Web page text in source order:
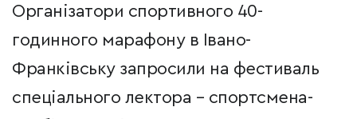
Організатори спортивного 40-
годинного марафону в Івано-
Франківську запросили на фестиваль
спеціального лектора – спортсмена-